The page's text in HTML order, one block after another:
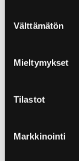
valinta
Välttämätön
Mieltymykset
Tilastot
Markkinointi